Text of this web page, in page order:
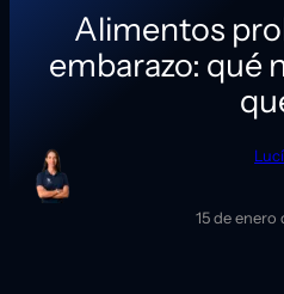
Alimentos
embarazo: qué
15 de enero